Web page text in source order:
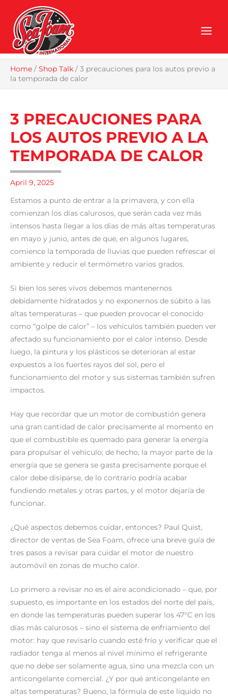
content
Home / Shop Talk / 3 precauciones para los autos previo a
la temporada de calor
3 PRECAUCIONES PARA
LOS AUTOS PREVIO A LA
TEMPORADA DE CALOR
April 9, 2025
Estamos a punto de entrar a la primavera, y con ella
comienzan los días calurosos, que serán cada vez más
intensos hasta llegar a los días de más altas temperaturas
en mayo y junio, antes de que, en algunos lugares,
comience la temporada de lluvias que pueden refrescar el
ambiente y reducir el termómetro varios grados.
Si bien los seres vivos debemos mantenernos
debidamente hidratados y no exponernos de súbito a las
altas temperaturas – que pueden provocar el conocido
como “golpe de calor” – los vehículos también pueden ver
afectado su funcionamiento por el calor intenso. Desde
luego, la pintura y los plásticos se deterioran al estar
expuestos a los fuertes rayos del sol, pero el
funcionamiento del motor y sus sistemas también sufren
impactos.
Hay que recordar que un motor de combustión genera
una gran cantidad de calor precisamente al momento en
que el combustible es quemado para generar la energía
para propulsar el vehículo; de hecho, la mayor parte de la
energía que se genera se gasta precisamente porque el
calor debe disiparse, de lo contrario podría acabar
fundiendo metales y otras partes, y el motor dejaría de
funcionar.
¿Qué aspectos debemos cuidar, entonces? Paul Quist,
director de ventas de Sea Foam, ofrece una breve guía de
tres pasos a revisar para cuidar el motor de nuestro
automóvil en zonas de mucho calor.
Lo primero a revisar no es el aire acondicionado – que, por
supuesto, es importante en los estados del norte del país,
en donde las temperaturas pueden superar los 47°C en los
días más calurosos – sino el sistema de enfriamiento del
motor: hay que revisarlo cuando esté frío y verificar que el
radiador tenga al menos al nivel mínimo el refrigerante
que no debe ser solamente agua, sino una mezcla con un
anticongelante comercial. ¿Y por qué anticongelante en
altas temperaturas? Bueno, la fórmula de este líquido no